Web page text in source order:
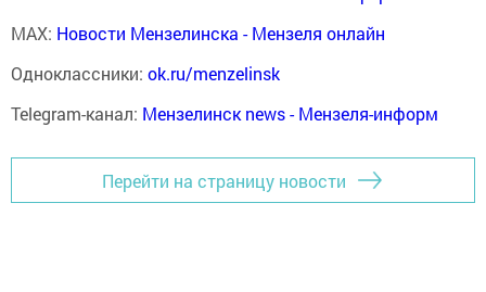
MAX: Новости Мензелинска - Мензеля онлайн
Одноклассники: ok.ru/menzelinsk
Telegram-канал: Мензелинск news - Мензеля-информ
Перейти на страницу новости